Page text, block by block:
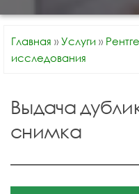
Главная » Услуги »
исследования
Выдача
снимка